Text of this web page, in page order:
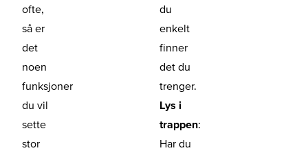
ofte,
så er
det
noen
funksjoner
du vil
sette
stor
du
enkelt
finner
det du
trenger.
Lys i
trappen:
Har du